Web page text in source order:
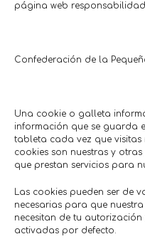
página web
Confederación de la
Una cookie o galleta
información que se guarda
tableta cada vez que
cookies son nuestras y
que prestan servicios para
Las cookies pueden ser de
necesarias para que
necesitan de tu
activadas por defecto.
TERUEL